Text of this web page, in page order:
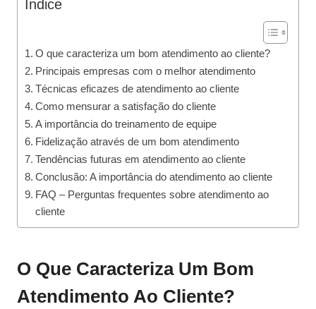
Índice
O que caracteriza um bom atendimento ao cliente?
Principais empresas com o melhor atendimento
Técnicas eficazes de atendimento ao cliente
Como mensurar a satisfação do cliente
A importância do treinamento de equipe
Fidelização através de um bom atendimento
Tendências futuras em atendimento ao cliente
Conclusão: A importância do atendimento ao cliente
FAQ – Perguntas frequentes sobre atendimento ao
cliente
O Que Caracteriza Um Bom
Atendimento Ao Cliente?